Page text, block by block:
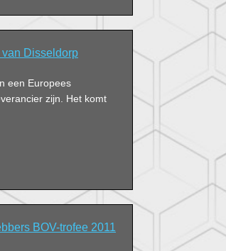
Disseldorp
een Europees
zijn. Het komt
BOV-trofee 2011